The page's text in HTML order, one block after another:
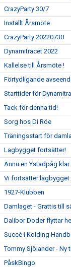
CrazyParty 30/7
Inställt Årsmöte
CrazyParty 20220730
Dynamitracet 2022
Kallelse till Årsmöte !
Förtydligande
Starttider för
Tack för denna tid!
Sorg hos Di Röe
Träningsstart för
Lagbygget fortsätter!
Ännu en Ystadpåg
Vi fortsätter lagbygget.
1927-Klubben
Damlaget - Grattis till
Dalibor Doder flyttar
Succé i Kolding
Tommy Sjölander - Ny
PåskBingo